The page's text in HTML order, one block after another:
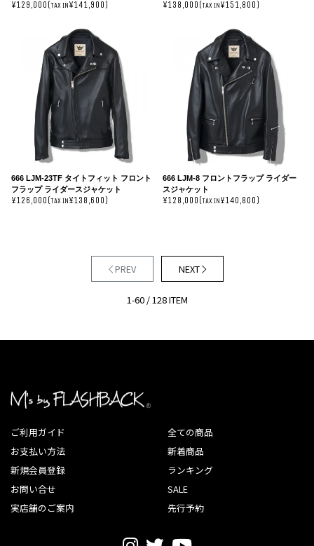
¥129,000(TAX IN¥141,900) ¥138,000(TAX IN¥151,800)
666 LJM-23TF タイトフィット フロント
フラップ ライダースジャケット
¥126,000(TAX IN¥138,600)
666 LJM-8 フロントフラップ ライダー
スジャケット
¥128,000(TAX IN¥140,800)
PREV NEXT
1-60 / 128 ITEM
ご利用ガイド
お支払い方法
新規会員登録
お問い合せ
実店舗のご案内
全ての商品
新着商品
ランキング
SALE
先行予約